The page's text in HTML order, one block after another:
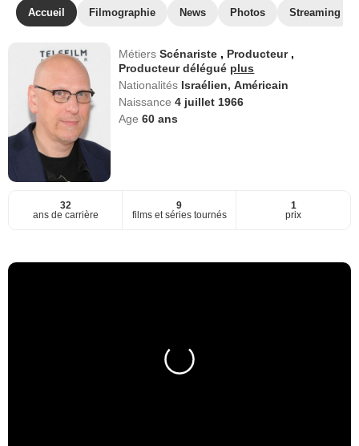
Accueil Filmographie News Photos Streaming
MétiersScénariste , Producteur ,
Producteur délégué plus
Nationalités Israélien, Américain
Naissance4 juillet 1966
Age60 ans
32
ans de carrière
9
films et séries tournés
1
prix